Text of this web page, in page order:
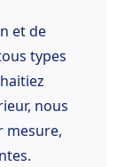
et de
types
nous
mesure,